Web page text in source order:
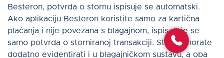
Besteron, potvrda o stornu ispisuje se automatski.
Ako aplikaciju Besteron koristite samo za kartična
plaćanja i nije povezana s blagajnom, ispisat će se
samo potvrda o storniranoj transakciji. Storno morate
dodatno evidentirati i u blagajničkom sustavu, a oba